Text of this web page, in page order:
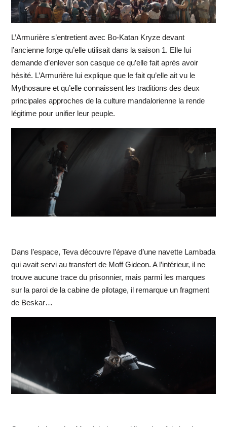
L’Armurière s’entretient avec Bo-Katan Kryze devant
l’ancienne forge qu’elle utilisait dans la saison 1. Elle lui
demande d’enlever son casque ce qu’elle fait après avoir
hésité. L’Armurière lui explique que le fait qu’elle ait vu le
Mythosaure et qu’elle connaissent les traditions des deux
principales approches de la culture mandalorienne la rende
légitime pour unifier leur peuple.
Dans l’espace, Teva découvre l’épave d’une navette Lambada
qui avait servi au transfert de Moff Gideon. A l’intérieur, il ne
trouve aucune trace du prisonnier, mais parmi les marques
sur la paroi de la cabine de pilotage, il remarque un fragment
de Beskar…